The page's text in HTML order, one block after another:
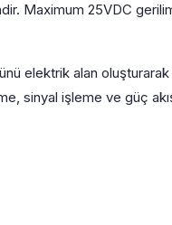
Maximum 25VDC
elektrik alan oluşturarak
sinyal işleme ve güç